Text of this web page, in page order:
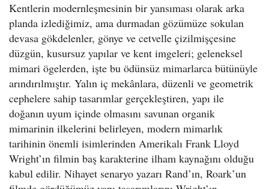
Kentlerin modernleşmesinin bir yansıması olarak arka
planda izlediğimiz, ama durmadan gözümüze sokulan
devasa gökdelenler, gönye ve cetvelle çizilmişçesine
düzgün, kusursuz yapılar ve kent imgeleri; geleneksel
mimari ögelerden, işte bu ödünsüz mimarlarca bütünüyle
arındırılmıştır. Yalın iç mekânlara, düzenli ve geometrik
cephelere sahip tasarımlar gerçekleştiren, yapı ile
doğanın uyum içinde olmasını savunan organik
mimarinin ilkelerini belirleyen, modern mimarlık
tarihinin önemli isimlerinden Amerikalı Frank Lloyd
Wright’ın filmin baş karakterine ilham kaynağını olduğu
kabul edilir. Nihayet senaryo yazarı Rand’ın, Roark’un